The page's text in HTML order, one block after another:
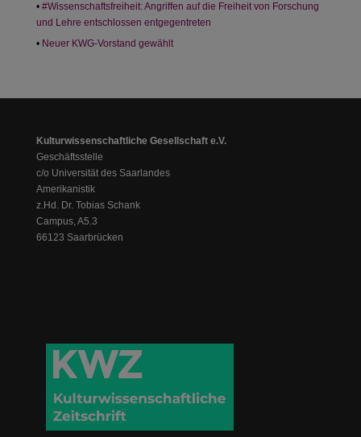
#Wissenschaftsfreiheit: Angriffen auf die Freiheit von Forschung
und Lehre entschlossen entgegentreten
Neuer KWG-Vorstand gewählt
Kulturwissenschaftliche Gesellschaft e.V.
Geschäftsstelle
c/o Universität des Saarlandes
Amerikanistik
z.Hd. Dr. Tobias Schank
Campus, A5.3
66123 Saarbrücken